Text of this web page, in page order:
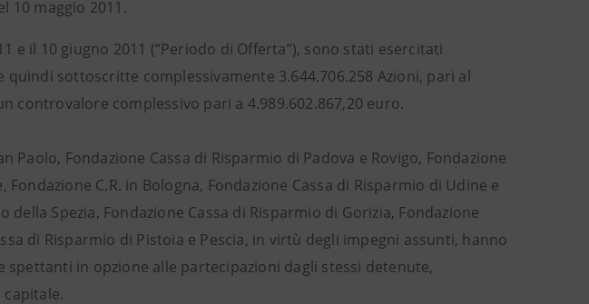
10 maggio 2011.
e il 10 giugno 2011 (“Periodo di Offerta”), sono stati esercitati
quindi sottoscritte complessivamente 3.644.706.258 Azioni, pari al
controvalore complessivo pari a 4.989.602.867,20 euro.
Paolo, Fondazione Cassa di Risparmio di Padova e Rovigo, Fondazione
Fondazione C.R. in Bologna, Fondazione Cassa di Risparmio di Udine e
della Spezia, Fondazione Cassa di Risparmio di Gorizia, Fondazione
di Risparmio di Pistoia e Pescia, in virtù degli impegni assunti, hanno
in opzione alle partecipazioni dagli stessi detenute,
capitale.